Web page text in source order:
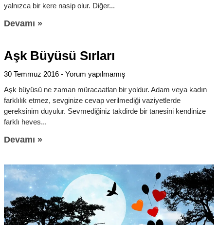
yalnızca bir kere nasip olur. Diğer
Devamı »
Aşk Büyüsü Sırları
30 Temmuz 2016
Yorum yapılmamış
Aşk büyüsü ne zaman müracaatlan bir yoldur. Adam veya kadın
farklılık etmez, sevginize cevap verilmediği vaziyetlerde
gereksinim duyulur. Sevmediğiniz takdirde bir tanesini kendinize
farklı heves
Devamı »